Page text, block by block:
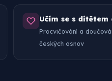
Učím se s dítětem
Procvičování a
českých osnov